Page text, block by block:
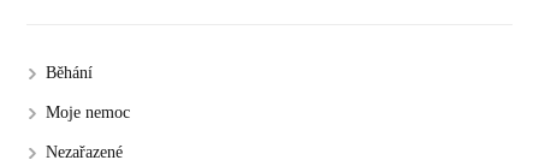
Běhání
Moje nemoc
Nezařazené